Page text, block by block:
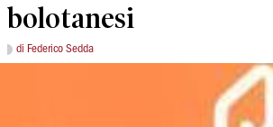
bolotanesi
di Federico Sedda